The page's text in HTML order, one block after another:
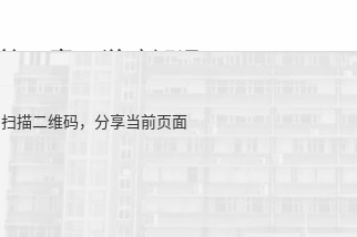
扫描二维码，分享当前页面